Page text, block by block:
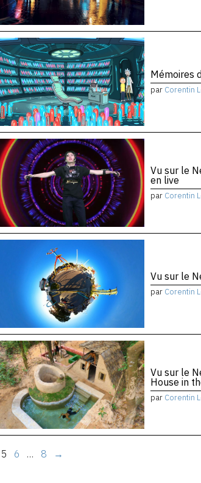
Mémoires
par Corentin
Vu sur le
en live
par Corentin
Vu sur le
par Corentin
Vu sur le
House in
par Corentin
5 6 … 8 →